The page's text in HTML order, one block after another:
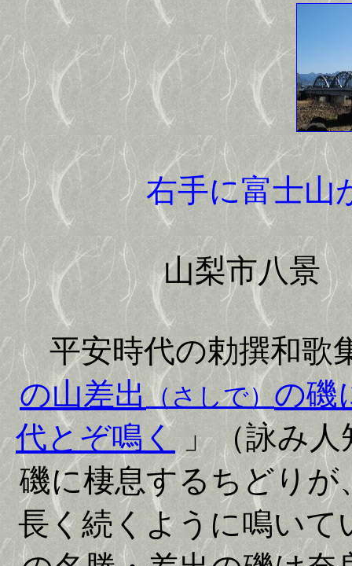
右手に富士山
山梨市八景
平安時代の勅撰和歌
の山差出 （さしで） の磯
代とぞ鳴く」（詠み人
磯に棲息するちどりが
長く続くように鳴いて